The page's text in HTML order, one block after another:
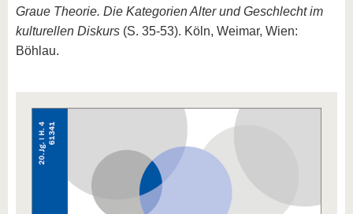
Graue Theorie. Die Kategorien Alter und Geschlecht im
kulturellen Diskurs (S. 35-53). Köln, Weimar, Wien:
Böhlau.